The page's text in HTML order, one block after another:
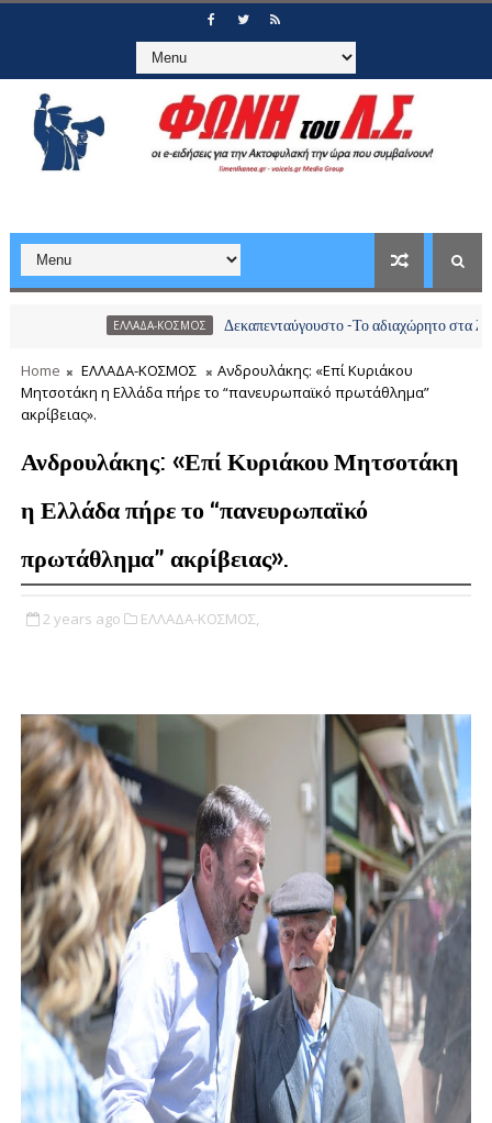
ΕΛΛΑΔΑ-ΚΟΣΜΟΣ Δεκαπενταύγουστο -Το αδιαχώρητο στα λιμάνια,
Home ΕΛΛΑΔΑ-ΚΟΣΜΟΣ
Ανδρουλάκης: «Επί Κυριάκου
Μητσοτάκη η Ελλάδα πήρε το “πανευρωπαϊκό πρωτάθλημα”
ακρίβειας».
Ανδρουλάκης: «Επί Κυριάκου Μητσοτάκη
η Ελλάδα πήρε το “πανευρωπαϊκό
πρωτάθλημα” ακρίβειας».
2 years ago ΕΛΛΑΔΑ-ΚΟΣΜΟΣ,